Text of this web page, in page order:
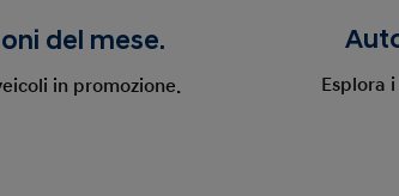
del mese.
in promozione. Esplora